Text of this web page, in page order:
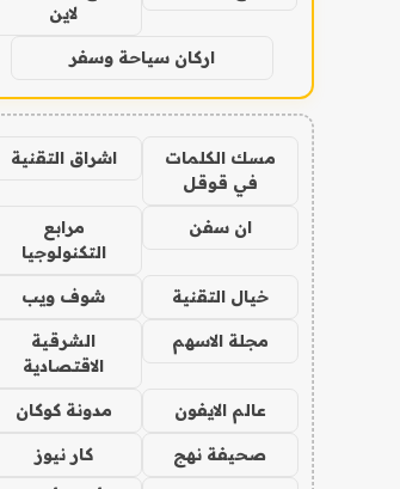
لاين
اركان سياحة وسفر
مسك الكلمات
في قوقل
اشراق التقنية
ان سفن
مرابع
التكنولوجيا
خيال التقنية شوف ويب
مجلة الاسهم
الشرقية
الاقتصادية
عالم الايفون مدونة كوكان
صحيفة نهج كار نيوز